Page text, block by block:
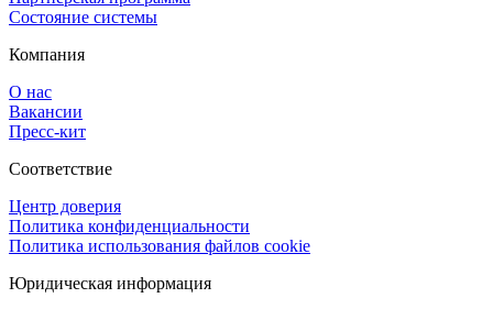
Состояние системы
Компания
О нас
Вакансии
Пресс-кит
Соответствие
Центр доверия
Политика конфиденциальности
Политика использования файлов cookie
Юридическая информация